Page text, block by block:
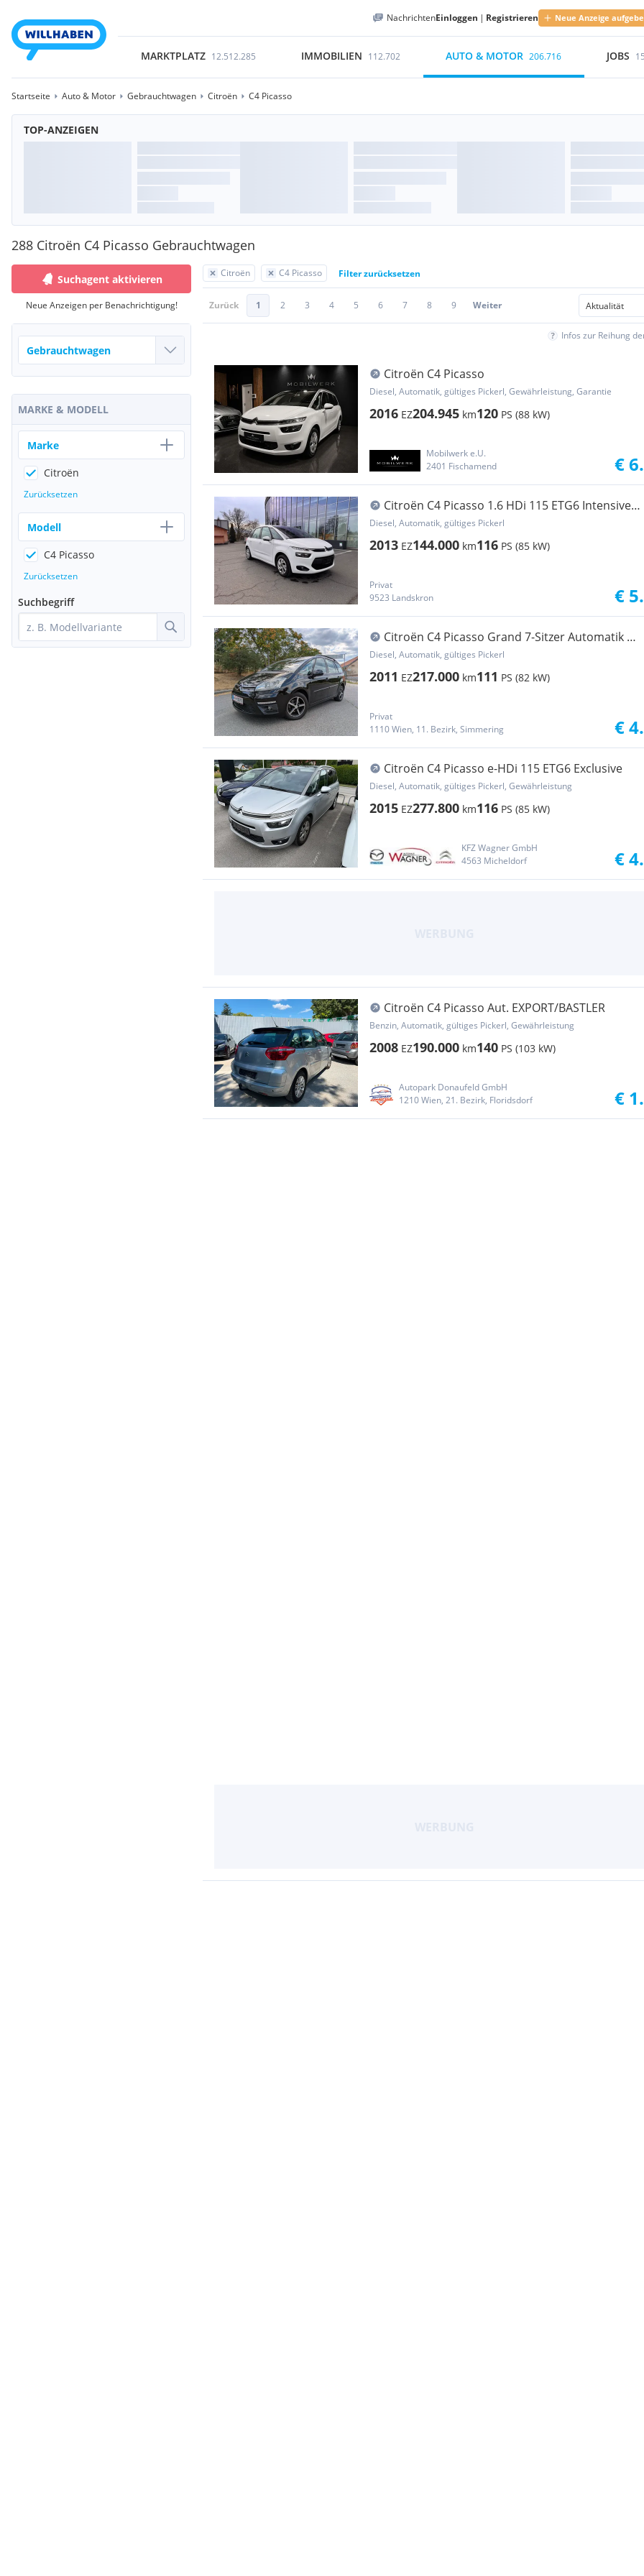
NachrichtenEinloggen | Registrieren Neue Anzeige
MARKTPLATZ 12.512.285 IMMOBILIEN 112.702 AUTO & MOTOR 206.716 JOBS
Startseite Auto & Motor Gebrauchtwagen Citroën C4 Picasso
TOP-ANZEIGEN
288 Citroën C4 Picasso Gebrauchtwagen
Citroën C4 Picasso Filter zurücksetzen
Zurück 1 2 3 4 5 6 7 8 9 Weiter
Infos zur Reihung
Citroën C4 Picasso
Diesel, Automatik, gültiges Pickerl, Gewährleistung, Garantie
2016 EZ204.945 km120 PS (88 kW)
Mobilwerk e.U.
2401 Fischamend
€
Citroën C4 Picasso 1.6 HDi 115 ETG6 Intensive
Edition
Diesel, Automatik, gültiges Pickerl
2013 EZ144.000 km116 PS (85 kW)
Privat
9523 Landskron
€
Citroën C4 Picasso Grand 7-Sitzer Automatik |
Pickerl NEU | Facelift
Diesel, Automatik, gültiges Pickerl
2011 EZ217.000 km111 PS (82 kW)
Privat
1110 Wien, 11. Bezirk, Simmering
€
Citroën C4 Picasso e-HDi 115 ETG6 Exclusive
Diesel, Automatik, gültiges Pickerl, Gewährleistung
2015 EZ277.800 km116 PS (85 kW)
KFZ Wagner GmbH
4563 Micheldorf
€
Citroën C4 Picasso Aut. EXPORT/BASTLER
Benzin, Automatik, gültiges Pickerl, Gewährleistung
2008 EZ190.000 km140 PS (103 kW)
Autopark Donaufeld GmbH
1210 Wien, 21. Bezirk, Floridsdorf
€
Suchagent aktivieren
Neue Anzeigen per Benachrichtigung!
MARKE & MODELL
Marke
Citroën
Zurücksetzen
Modell
C4 Picasso
Zurücksetzen
Suchbegriff